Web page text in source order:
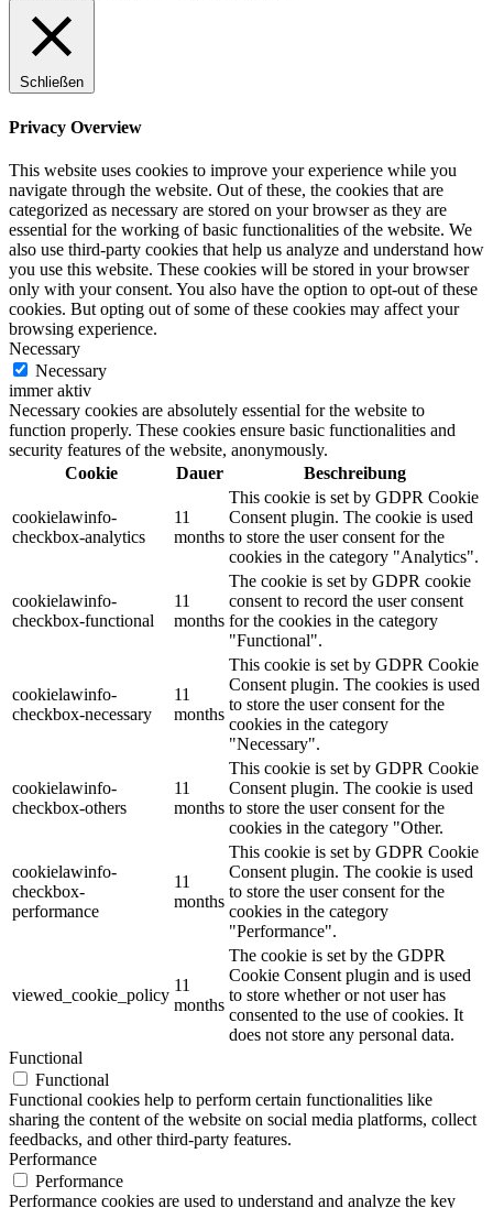
Schließen
Privacy Overview
This website uses cookies to improve your experience while you
navigate through the website. Out of these, the cookies that are
categorized as necessary are stored on your browser as they are
essential for the working of basic functionalities of the website. We
also use third-party cookies that help us analyze and understand how
you use this website. These cookies will be stored in your browser
only with your consent. You also have the option to opt-out of these
cookies. But opting out of some of these cookies may affect your
browsing experience.
Necessary
Necessary
immer aktiv
Necessary cookies are absolutely essential for the website to
function properly. These cookies ensure basic functionalities and
security features of the website, anonymously.
Cookie
Dauer Beschreibung
cookielawinfo-
checkbox-analytics
11
months
This cookie is set by GDPR Cookie
Consent plugin. The cookie is used
to store the user consent for the
cookies in the category "Analytics".
cookielawinfo-
checkbox-functional
11
months
The cookie is set by GDPR cookie
consent to record the user consent
for the cookies in the category
"Functional".
cookielawinfo-
checkbox-necessary
11
months
This cookie is set by GDPR Cookie
Consent plugin. The cookies is used
to store the user consent for the
cookies in the category
"Necessary".
cookielawinfo-
checkbox-others
11
months
This cookie is set by GDPR Cookie
Consent plugin. The cookie is used
to store the user consent for the
cookies in the category "Other.
cookielawinfo-
checkbox-
performance
11
months
This cookie is set by GDPR Cookie
Consent plugin. The cookie is used
to store the user consent for the
cookies in the category
"Performance".
viewed_cookie_policy
11
months
The cookie is set by the GDPR
Cookie Consent plugin and is used
to store whether or not user has
consented to the use of cookies. It
does not store any personal data.
Functional
Functional
Functional cookies help to perform certain functionalities like
sharing the content of the website on social media platforms, collect
feedbacks, and other third-party features.
Performance
Performance
Performance cookies are used to understand and analyze the key